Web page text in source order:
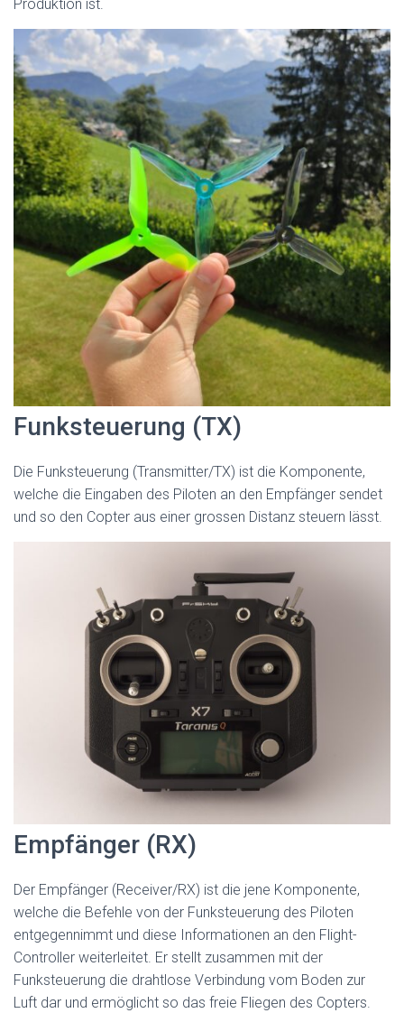
Produktion ist.
Funksteuerung (TX)
Die Funksteuerung (Transmitter/TX) ist die Komponente,
welche die Eingaben des Piloten an den Empfänger sendet
und so den Copter aus einer grossen Distanz steuern lässt.
Empfänger (RX)
Der Empfänger (Receiver/RX) ist die jene Komponente,
welche die Befehle von der Funksteuerung des Piloten
entgegennimmt und diese Informationen an den Flight-
Controller weiterleitet. Er stellt zusammen mit der
Funksteuerung die drahtlose Verbindung vom Boden zur
Luft dar und ermöglicht so das freie Fliegen des Copters.